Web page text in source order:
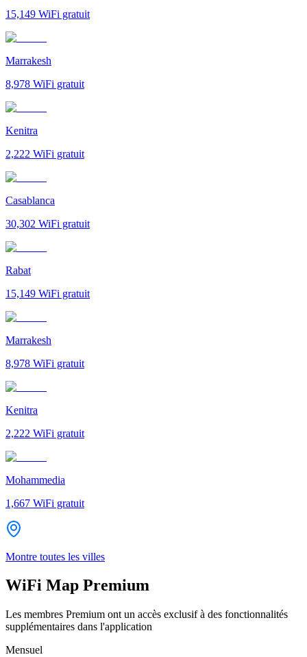
15,149 WiFi gratuit
Marrakesh
8,978 WiFi gratuit
Kenitra
2,222 WiFi gratuit
Casablanca
30,302 WiFi gratuit
Rabat
15,149 WiFi gratuit
Marrakesh
8,978 WiFi gratuit
Kenitra
2,222 WiFi gratuit
Mohammedia
1,667 WiFi gratuit
Montre toutes les villes
WiFi Map Premium
Les membres Premium ont un accès exclusif à des fonctionnalités
supplémentaires dans l'application
Mensuel